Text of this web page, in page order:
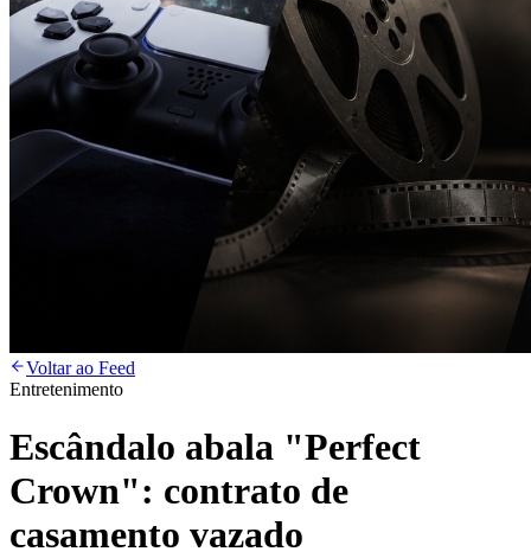
Voltar ao Feed
Entretenimento
Escândalo abala "Perfect
Crown": contrato de
casamento vazado